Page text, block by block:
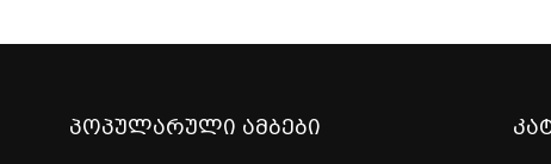
პოპულარული ამბები